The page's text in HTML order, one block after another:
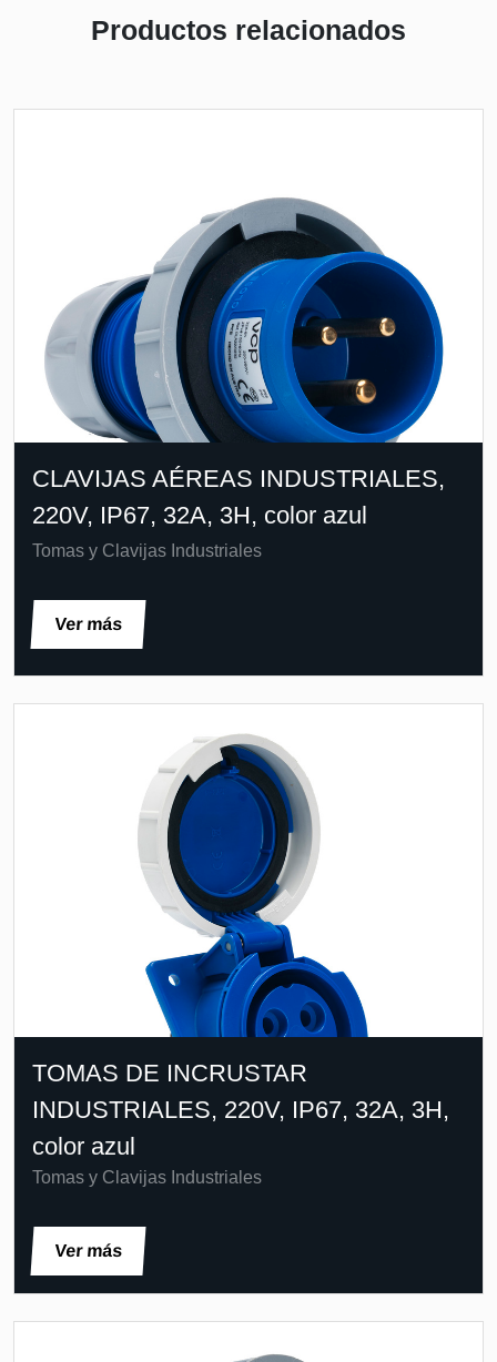
Productos relacionados
CLAVIJAS AÉREAS INDUSTRIALES,
220V, IP67, 32A, 3H, color azul
Tomas y Clavijas Industriales
Ver más
TOMAS DE INCRUSTAR
INDUSTRIALES, 220V, IP67, 32A, 3H,
color azul
Tomas y Clavijas Industriales
Ver más